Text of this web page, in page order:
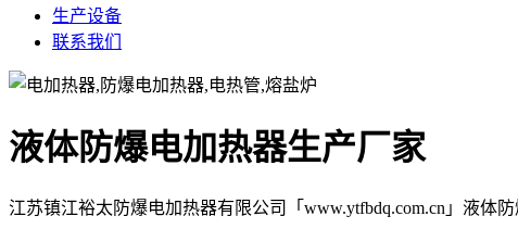
生产设备
联系我们
液体防爆电加热器生产厂家
江苏镇江裕太防爆电加热器有限公司「www.ytfbdq.com.cn」液体